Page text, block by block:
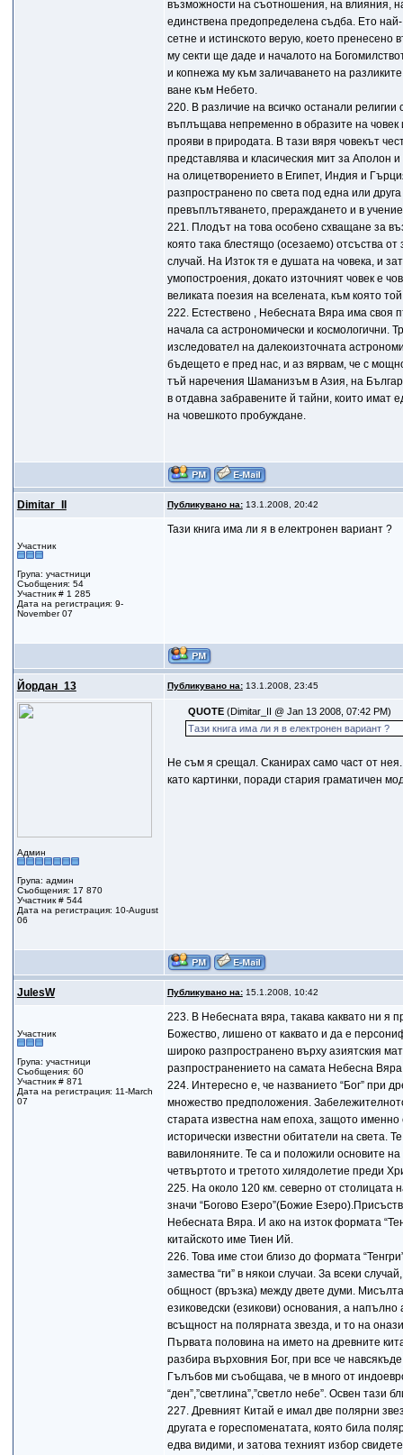
възможности на съотношения, на влияния,
единствена предопределена съдба. Ето най-
сетне и истинското верую, което пренесено
му секти ще даде и началото на
и копнежа му към заличаването на
ване към Небето.
220. В различие на всичко останали
въплъщава непременно в образите на
прояви в природата. В тази вяря човекът
представлява и класическия мит за Аполон
на олицетворението в Египет, Индия и
разпространено по света под една или
превъплътяването, прераждането и в
221. Плодът на това особено схващане за
която така блестящо (осезаемо) отсъства
случай. На Изток тя е душата на човека, и
умопостроения, докато източният човек е
великата поезия на вселената, към която
222. Естествено , Небесната Вяра има своя
начала са астрономически и космологични.
изследовател на далекоизточната
бъдещето е пред нас, и аз вярвам, че с
тъй наречения Шаманизъм в Азия, на
в отдавна забравените й тайни, които имат
на човешкото пробуждане.
Dimitar_II Публикувано на:13.1.2008, 20:42
Участник
Група: участници
Съобщения: 54
Участник # 1 285
Дата на регистрация: 9-
November 07
Тази книга има ли я в електронен вариант ?
Йордан_13 Публикувано на:13.1.2008, 23:45
Админ
Група: админ
Съобщения: 17 870
Участник # 544
Дата на регистрация: 10-August
06
QUOTE (Dimitar_II @ Jan 13 2008, 07:42 PM)
Тази книга има ли я в електронен вариант ?
Не съм я срещал. Сканирах само част от
като картинки, поради стария граматичен
JulesW Публикувано на:15.1.2008, 10:42
Участник
Група: участници
Съобщения: 60
Участник # 871
Дата на регистрация: 11-March
07
223. В Небесната вяра, такава каквато ни я
Божество, лишено от каквато и да е
широко разпространено върху азиятския
разпространението на самата Небесна
224. Интересно е, че названието “Бог” при
множество предположения.
старата известна нам епоха, защото
исторически известни обитатели на света.
вавилоняните. Те са и положили основите
четвъртото и третото хилядолетие преди
225. На около 120 км. северно от столицата
значи “Богово Езеро”(Божие
Небесната Вяра. И ако на изток формата
китайското име Тиен Ий.
226. Това име стои близо до формата
замества “ги” в някои случаи. За всеки
общност (връзка) между двете думи.
езиковедски (езикови) основания, а
всъщност на полярната звезда, и то на
Първата половина на името на древните
разбира върховния Бог, при все че
Гълъбов ми съобщава, че в много от
“ден”,”светлина”,”светло небе”. Освен
227. Древният Китай е имал две полярни
другата е гореспоменатата, която била
едва видими, и затова техният избор